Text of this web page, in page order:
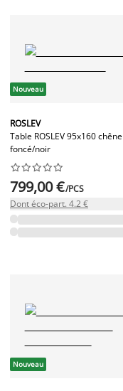
Nouveau
ROSLEV
Table ROSLEV 95x160 chêne
foncé/noir






799,00 €/PCS
Dont éco-part. 4.2 €
Nouveau